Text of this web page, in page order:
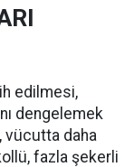
edilmesi,
dengelemek
vücutta daha
fazla şekerli